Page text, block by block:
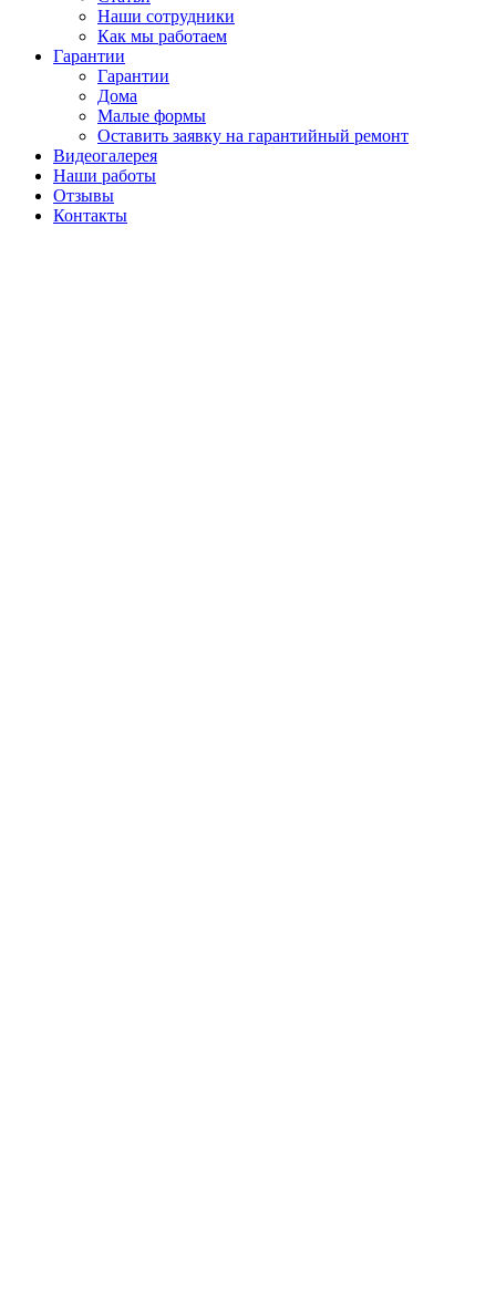
Наши сотрудники
Как мы работаем
Гарантии
Гарантии
Дома
Малые формы
Оставить заявку на гарантийный ремонт
Видеогалерея
Наши работы
Отзывы
Контакты